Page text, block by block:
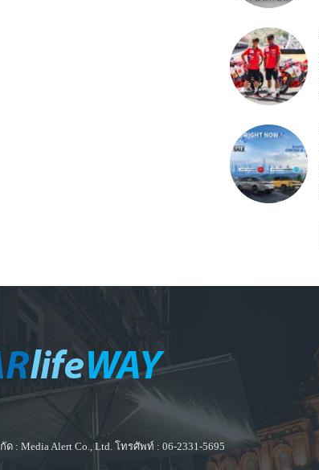
: Media Alert Co., Ltd. โทรศัพท์ : 06-2331-5695